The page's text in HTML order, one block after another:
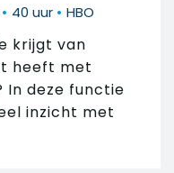
• 40 uur • HBO
krijgt van
heeft met
In deze functie
inzicht met